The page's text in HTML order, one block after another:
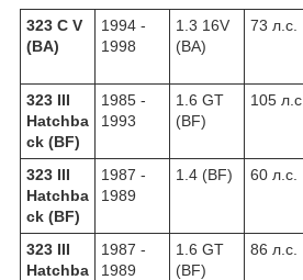
323 C V
(BA)
1994 -
1998
1.3 16V
(BA)
73 л.с.
323 III
Hatchba
ck (BF)
1985 -
1993
1.6 GT
(BF)
105 л.с.
323 III
Hatchba
ck (BF)
1987 -
1989
1.4 (BF) 60 л.с.
323 III
Hatchba
1987 -
1989
1.6 GT
(BF)
86 л.с.